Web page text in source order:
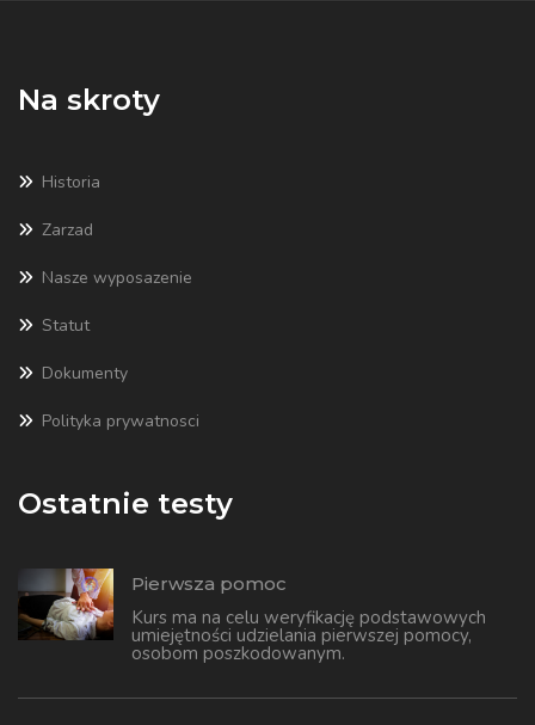
Na skroty
Historia
Zarzad
Nasze wyposazenie
Statut
Dokumenty
Polityka prywatnosci
Ostatnie testy
Pierwsza pomoc
Kurs ma na celu weryfikację podstawowych
umiejętności udzielania pierwszej pomocy,
osobom poszkodowanym.